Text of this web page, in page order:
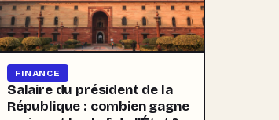
FINANCE
Salaire du président de la
République : combien gagne